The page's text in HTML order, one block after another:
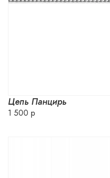
Цепь Панцирь
1 500 р